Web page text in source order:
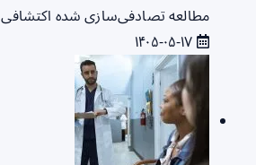
مطالعه تصادفی‌سازی شده اکتشافی